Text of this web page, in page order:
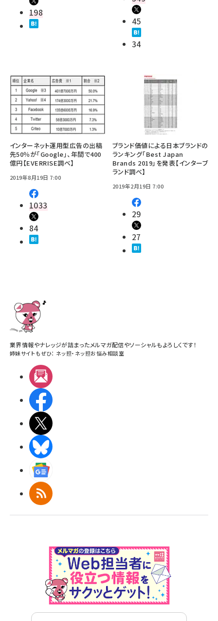
198
45
34
インターネット運用型広告の出稿
先50％が「Google」、年間で400
億円【EVERRISE調べ】
2019年8月19日 7:00
1033
84
ブランド価値による日本ブランドの
ランキング「Best Japan
Brands 2019」を発表【インターブ
ランド調べ】
2019年2月19日 7:00
29
27
業界情報やナレッジが詰まったメルマガ配信やソーシャルもよろしくです！
姉妹サイトもぜひ： ネッ担・ ネッ担お悩み相談室
RSS